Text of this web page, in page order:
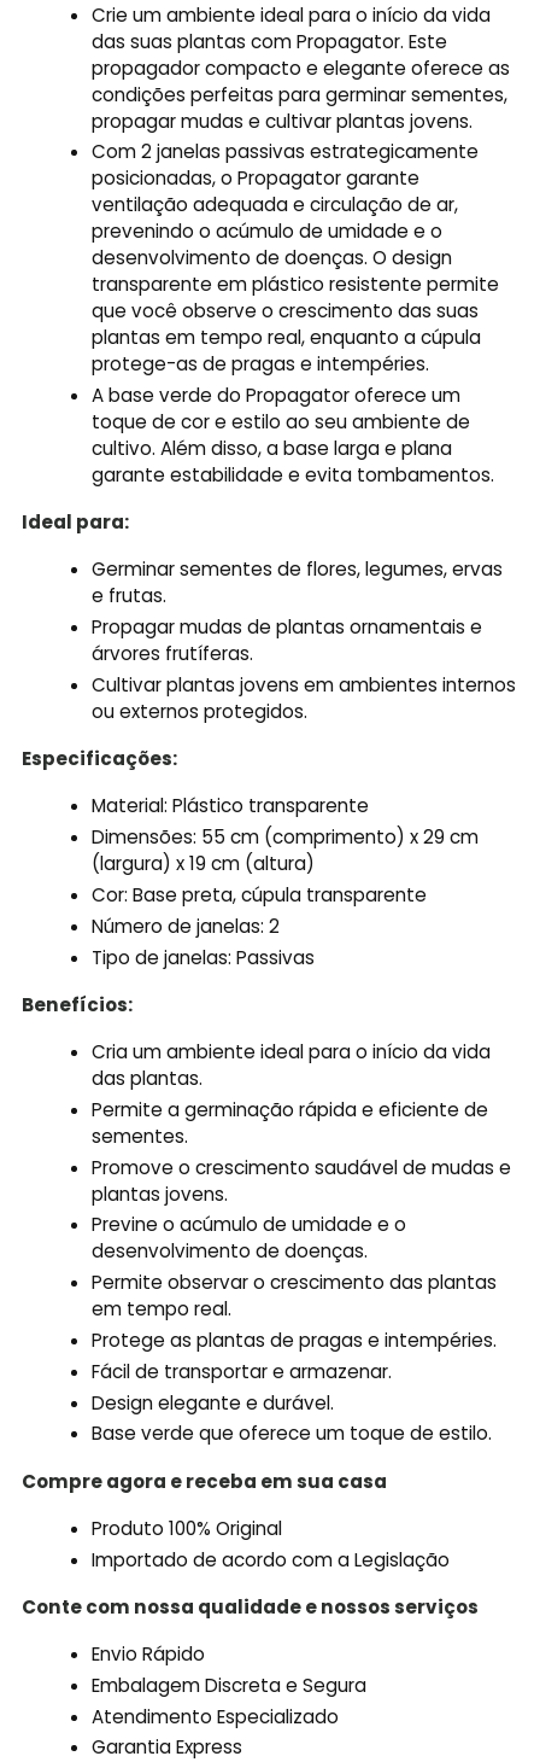
Crie um ambiente ideal para o início da vida
das suas plantas com Propagator. Este
propagador compacto e elegante oferece as
condições perfeitas para germinar sementes,
propagar mudas e cultivar plantas jovens.
Com 2 janelas passivas estrategicamente
posicionadas, o Propagator garante
ventilação adequada e circulação de ar,
prevenindo o acúmulo de umidade e o
desenvolvimento de doenças. O design
transparente em plástico resistente permite
que você observe o crescimento das suas
plantas em tempo real, enquanto a cúpula
protege-as de pragas e intempéries.
A base verde do Propagator oferece um
toque de cor e estilo ao seu ambiente de
cultivo. Além disso, a base larga e plana
garante estabilidade e evita tombamentos.
Ideal para:
Germinar sementes de flores, legumes, ervas
e frutas.
Propagar mudas de plantas ornamentais e
árvores frutíferas.
Cultivar plantas jovens em ambientes internos
ou externos protegidos.
Especificações:
Material: Plástico transparente
Dimensões: 55 cm (comprimento) x 29 cm
(largura) x 19 cm (altura)
Cor: Base preta, cúpula transparente
Número de janelas: 2
Tipo de janelas: Passivas
Benefícios:
Cria um ambiente ideal para o início da vida
das plantas.
Permite a germinação rápida e eficiente de
sementes.
Promove o crescimento saudável de mudas e
plantas jovens.
Previne o acúmulo de umidade e o
desenvolvimento de doenças.
Permite observar o crescimento das plantas
em tempo real.
Protege as plantas de pragas e intempéries.
Fácil de transportar e armazenar.
Design elegante e durável.
Base verde que oferece um toque de estilo.
Compre agora e receba em sua casa
Produto 100% Original
Importado de acordo com a Legislação
Conte com nossa qualidade e nossos serviços
Envio Rápido
Embalagem Discreta e Segura
Atendimento Especializado
Garantia Express